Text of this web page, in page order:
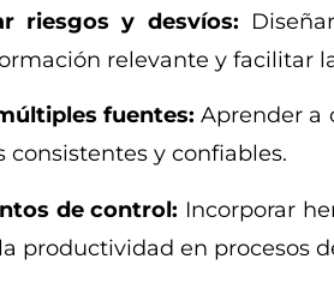
riesgos y desvíos:
relevante y facilitar
fuentes: Aprender a
y confiables.
de control: Incorporar
productividad en procesos